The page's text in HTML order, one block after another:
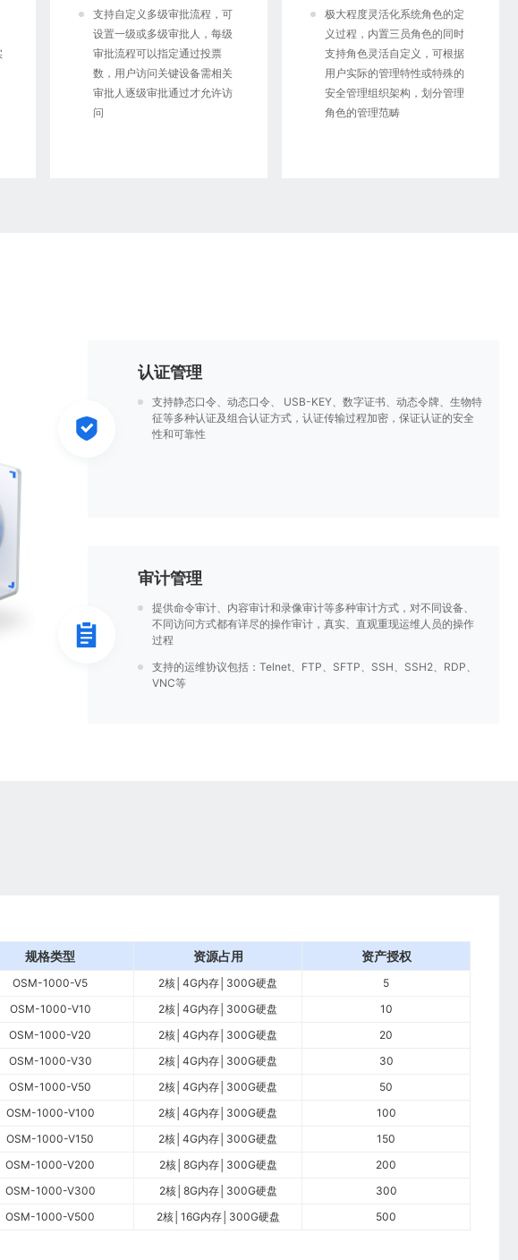
支持自定义多级审批流程，可
设置一级或多级审批人，每级
审批流程可以指定通过投票
数，用户访问关键设备需相关
审批人逐级审批通过才允许访
问
极大程度灵活化系统角色的定
义过程，内置三员角色的同时
支持角色灵活自定义，可根据
用户实际的管理特性或特殊的
安全管理组织架构，划分管理
角色的管理范畴
认证管理
支持静态口令、动态口令、 USB-KEY、数字证书、动态令牌、生物特
征等多种认证及组合认证方式，认证传输过程加密，保证认证的安全
性和可靠性
审计管理
提供命令审计、内容审计和录像审计等多种审计方式，对不同设备、
不同访问方式都有详尽的操作审计，真实、直观重现运维人员的操作
过程
支持的运维协议包括：Telnet、FTP、SFTP、SSH、SSH2、RDP、
VNC等
规格类型 资源占用 资产授权
OSM-1000-V5 2核│4G内存│300G硬盘
5
OSM-1000-V10
2核│4G内存│300G硬盘
10
OSM-1000-V20
2核│4G内存│300G硬盘
20
OSM-1000-V30
2核│4G内存│300G硬盘
30
OSM-1000-V50
2核│4G内存│300G硬盘
50
OSM-1000-V100
2核│4G内存│300G硬盘
100
OSM-1000-V150
2核│4G内存│300G硬盘
150
OSM-1000-V200
2核│8G内存│300G硬盘
200
OSM-1000-V300
2核│8G内存│300G硬盘
300
OSM-1000-V500
2核│16G内存│300G硬盘 500